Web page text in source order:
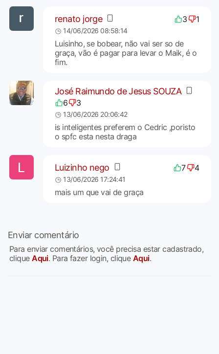
renato jorge 3 1
14/06/2026 08:58:14
Luisinho, se bobear, não vai ser so de
graça, vão é pagar para levar o Maik, é o
fim.
José Raimundo de Jesus SOUZA
6 3
13/06/2026 20:06:42
is inteligentes preferem o Cedric ,poristo
o spfc esta nesta draga
Luizinho nego 7 4
13/06/2026 17:24:41
mais um que vai de graça
Enviar comentário
Para enviar comentários, você precisa estar cadastrado,
cliqueAqui. Para fazer login, clique Aqui.